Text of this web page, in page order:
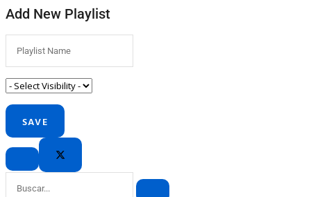
Add New Playlist